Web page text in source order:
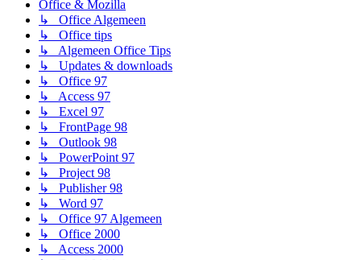
Office & Mozilla
↳ Office Algemeen
↳ Office tips
↳ Algemeen Office Tips
↳ Updates & downloads
↳ Office 97
↳ Access 97
↳ Excel 97
↳ FrontPage 98
↳ Outlook 98
↳ PowerPoint 97
↳ Project 98
↳ Publisher 98
↳ Word 97
↳ Office 97 Algemeen
↳ Office 2000
↳ Access 2000